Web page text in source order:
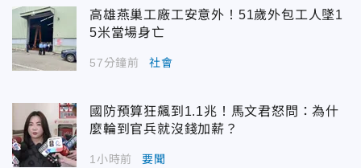
高雄燕巢工廠工安意外！51歲外包工人墜1
5米當場身亡
57分鐘前 社會
國防預算狂飆到1.1兆！馬文君怒問：為什
麼輪到官兵就沒錢加薪？
1小時前 要聞